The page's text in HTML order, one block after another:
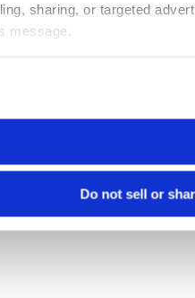
sharing, or targeted
message.
Do not sell or